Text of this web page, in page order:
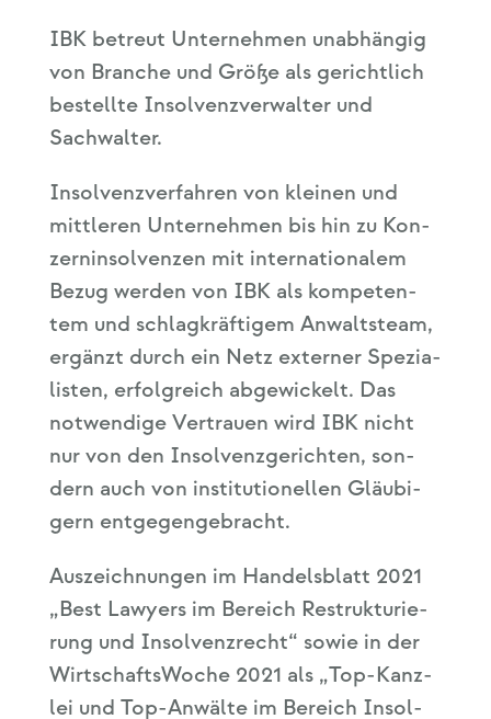
IBK betreut Unter­neh­men unab­hän­gig
von Bran­che und Grö­ße als gericht­lich
bestell­te Insol­venz­ver­wal­ter und
Sachwalter.
Insol­venz­ver­fah­ren von klei­nen und
mitt­le­ren Unter­neh­men bis hin zu Kon­
zern­in­sol­ven­zen mit inter­na­tio­na­lem
Bezug wer­den von IBK als kom­pe­ten­
tem und schlag­kräf­ti­gem Anwalts­team,
ergänzt durch ein Netz exter­ner Spe­zia­
lis­ten, erfolg­reich abge­wi­ckelt. Das
not­wen­di­ge Ver­trau­en wird IBK nicht
nur von den Insol­venz­ge­rich­ten, son­
dern auch von insti­tu­tio­nel­len Gläu­bi­
gern entgegengebracht.
Aus­zeich­nun­gen im Han­dels­blatt 2021
„Best Lawy­ers im Bereich Restruk­tu­rie­
rung und Insol­venz­recht“ sowie in der
Wirt­schafts­Wo­che 2021 als „Top-Kanz­
lei und Top-Anwäl­te im Bereich Insol­